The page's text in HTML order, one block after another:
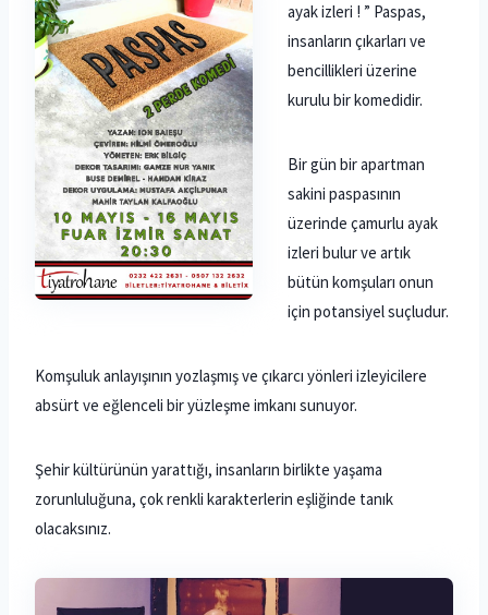
ayak izleri ! ” Paspas,
insanların çıkarları ve
bencillikleri üzerine
kurulu bir komedidir.
Bir gün bir apartman
sakini paspasının
üzerinde çamurlu ayak
izleri bulur ve artık
bütün komşuları onun
için potansiyel suçludur.
Komşuluk anlayışının yozlaşmış ve çıkarcı yönleri izleyicilere
absürt ve eğlenceli bir yüzleşme imkanı sunuyor.
Şehir kültürünün yarattığı, insanların birlikte yaşama
zorunluluğuna, çok renkli karakterlerin eşliğinde tanık
olacaksınız.